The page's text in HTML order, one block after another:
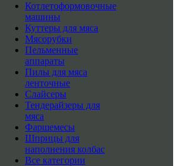
Котлетоформовочные
машины
Куттеры для мяса
Мясорубки
Пельменные
аппараты
Пилы для мяса
ленточные
Слайсеры
Тендерайзеры для
мяса
Фаршемесы
Шприцы для
наполнения колбас
Все категории